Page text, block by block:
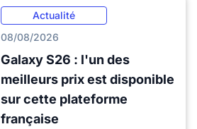
Actualité
08/08/2026
Galaxy S26 : l'un des
meilleurs prix est disponible
sur cette plateforme
française